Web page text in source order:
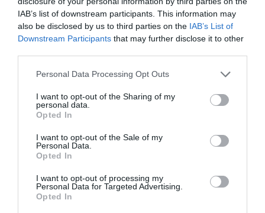
IAB’s list of downstream participants. This information may
also be disclosed by us to third parties on the IAB’s List of
Downstream Participants that may further disclose it to other
Personal Data Processing Opt Outs
I want to opt-out of the Sharing of my
personal data.
Opted In
I want to opt-out of the Sale of my
Personal Data.
Opted In
I want to opt-out of processing my
Personal Data for Targeted Advertising.
Opted In